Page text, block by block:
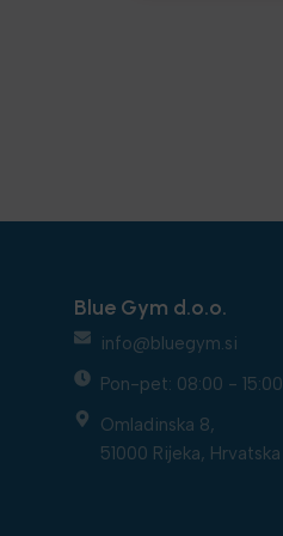
Blue Gym d.o.o.
info@bluegym.si
Pon-pet: 08:00 - 15:00
Omladinska 8,
51000 Rijeka, Hrvatska